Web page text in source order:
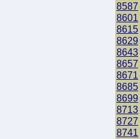
8587
8601
8615
8629
8643
8657
8671
8685
8699
8713
8727
8741